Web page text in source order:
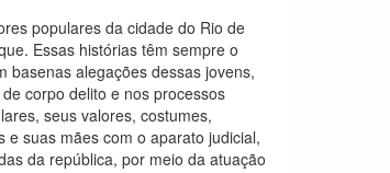
populares da cidade do Rio de
Essas histórias têm sempre o
basenas alegações dessas jovens,
corpo delito e nos processos
seus valores, costumes,
suas mães com o aparato judicial,
da república, por meio da atuação